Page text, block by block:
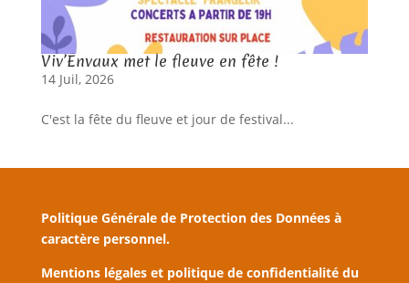
Viv’Envaux met le fleuve en fête !
14 Juil, 2026
C'est la fête du fleuve et jour de festival...
Politique Générale de Protection des Données à
caractère personnel.
Mentions légales et politique de confidentialité du